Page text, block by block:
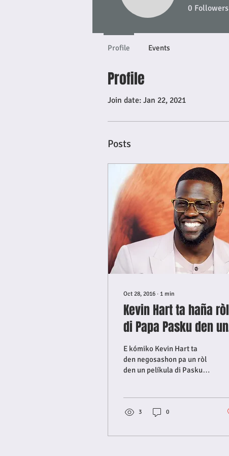
Profile
Join date: Jan 22, 2021
Posts
Oct 28, 2016 ∙ 1 min
Kevin Hart ta haña ròl
di Papa Pasku den un
pelíkula di Disney.
E kómiko Kevin Hart ta
den negosashon pa un ròl
den un pelíkula di Pasku
3 0
0 Followers
Profile Events